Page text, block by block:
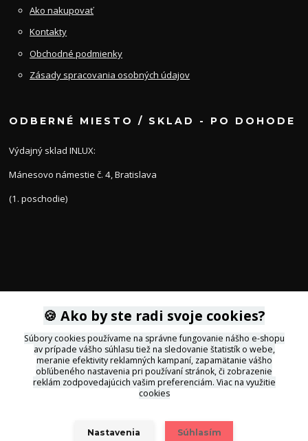
Ako nakupovať
Kontakty
Obchodné podmienky
Zásady spracovania osobných údajov
ODBERNÉ MIESTO / SKLAD - PO DOHODE
Výdajný sklad INLUX:
Mánesovo námestie č. 4, Bratislava
(1. poschodie)
KONTAKTY
+421 905 564434
svietidla@inlux.sk
🍪 Ako by ste radi svoje cookies?
Súbory cookies používame na správne fungovanie nášho e-shopu
av prípade vášho súhlasu tiež na sledovanie štatistík o webe,
meranie efektivity reklamných kampaní, zapamätanie vášho
obľúbeného nastavenia pri používaní stránok, či zobrazenie
reklám zodpovedajúcich vašim preferenciám. Viac na využitie
cookies
Nastavenia Súhlasím